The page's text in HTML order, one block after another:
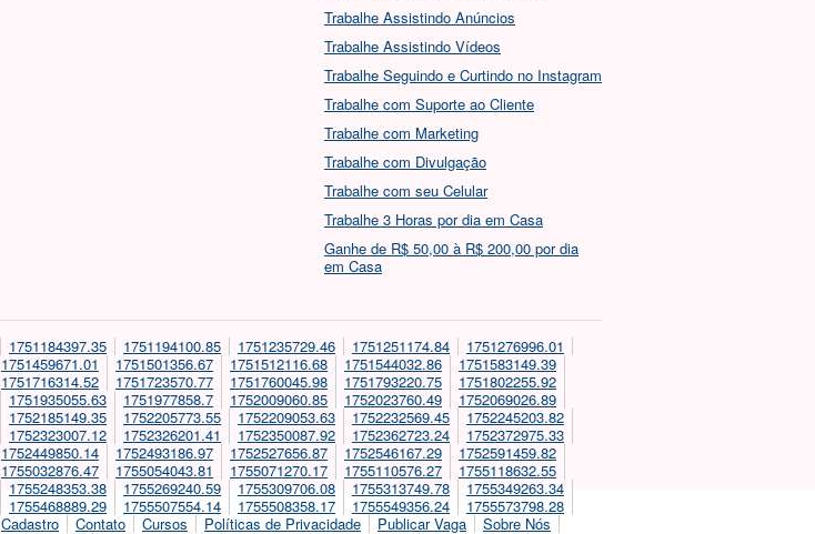
Trabalhe Assistindo Anúncios
Trabalhe Assistindo Vídeos
Trabalhe Seguindo e Curtindo no Instagram
Trabalhe com Suporte ao Cliente
Trabalhe com Marketing
Trabalhe com Divulgação
Trabalhe com seu Celular
Trabalhe 3 Horas por dia em Casa
Ganhe de R$ 50,00 à R$ 200,00 por dia
em Casa
1751184397.35 1751194100.85 1751235729.46 1751251174.84
1751276996.01
1751459671.01 1751501356.67 1751512116.68 1751544032.86
1751583149.39
1751716314.52 1751723570.77 1751760045.98 1751793220.75
1751802255.92
1751935055.63 1751977858.7 1752009060.85 1752023760.49
1752069026.89
1752185149.35 1752205773.55 1752209053.63 1752232569.45
1752245203.82
1752323007.12 1752326201.41 1752350087.92 1752362723.24
1752372975.33
1752449850.14 1752493186.97 1752527656.87 1752546167.29
1752591459.82
1755032876.47 1755054043.81 1755071270.17 1755110576.27
1755118632.55
1755248353.38 1755269240.59 1755309706.08 1755313749.78
1755349263.34
1755468889.29 1755507554.14 1755508358.17 1755549356.24
1755573798.28
Cadastro Contato Cursos Políticas de Privacidade Publicar Vaga
Sobre Nós